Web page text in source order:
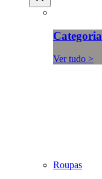
Categoria
Ver tudo >
Roupas